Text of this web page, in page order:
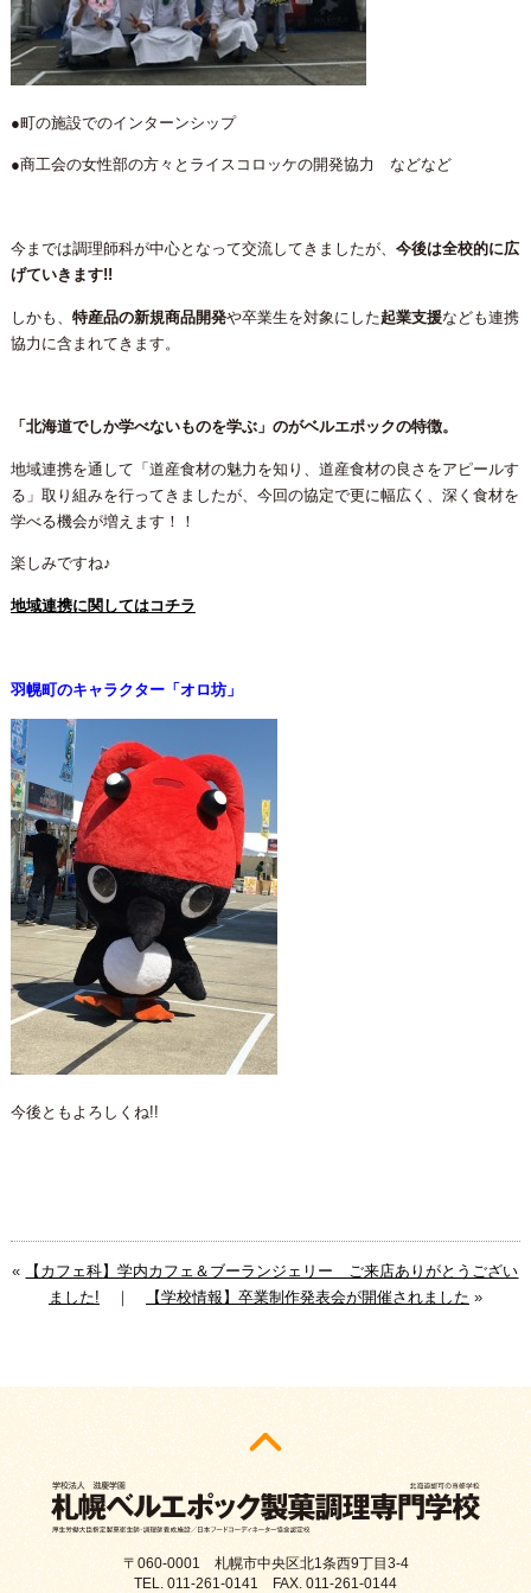
●町の施設でのインターンシップ
●商工会の女性部の方々とライスコロッケの開発協力 などなど
今までは調理師科が中心となって交流してきましたが、 今後は全校的に広
げていきます!!
しかも、 特産品の新規商品開発や卒業生を対象にした起業支援なども連携
協力に含まれてきます。
「北海道でしか学べないものを学ぶ」のがベルエポックの特徴。
地域連携を通して「道産食材の魅力を知り、道産食材の良さをアピールす
る」取り組みを行ってきましたが、今回の協定で更に幅広く、深く食材を
学べる機会が増えます！！
楽しみですね♪
地域連携に関してはコチラ
羽幌町のキャラクター「オロ坊」
今後ともよろしくね!!
«
【カフェ科】学内カフェ＆ブーランジェリー ご来店ありがとうござい
ました! ｜ 【学校情報】卒業制作発表会が開催されました »
〒060-0001 札幌市中央区北1条西9丁目3-4
TEL. 011-261-0141 FAX. 011-261-0144